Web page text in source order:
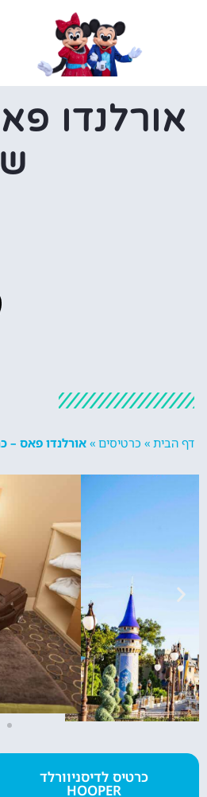
אורלנדו
דף הבית » כרטיסים » אורלנדו פאס –
מלונות
כרטיס לדיסניוורלד
HOOPER